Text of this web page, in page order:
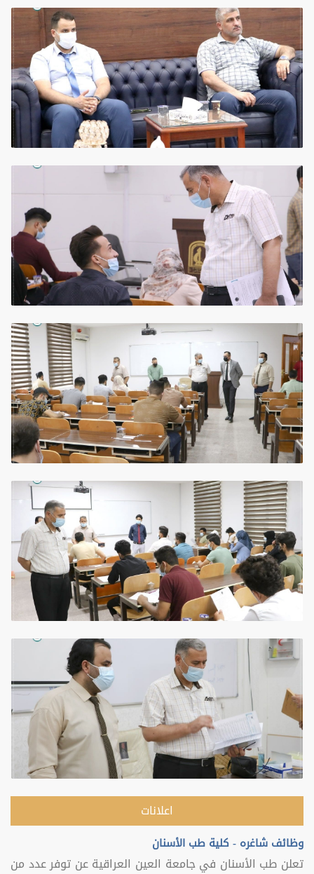
اعلانات
وظائف شاغره - كلية طب الأسنان
تعلن طب الأسنان في جامعة العين العراقية عن توفر عدد من